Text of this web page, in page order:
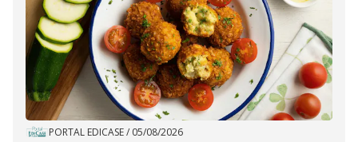
PORTAL EDICASE/ 05/08/2026